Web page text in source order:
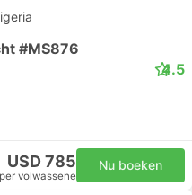
#MS876
4.5
USD 785
per volwassene
Nu boeken